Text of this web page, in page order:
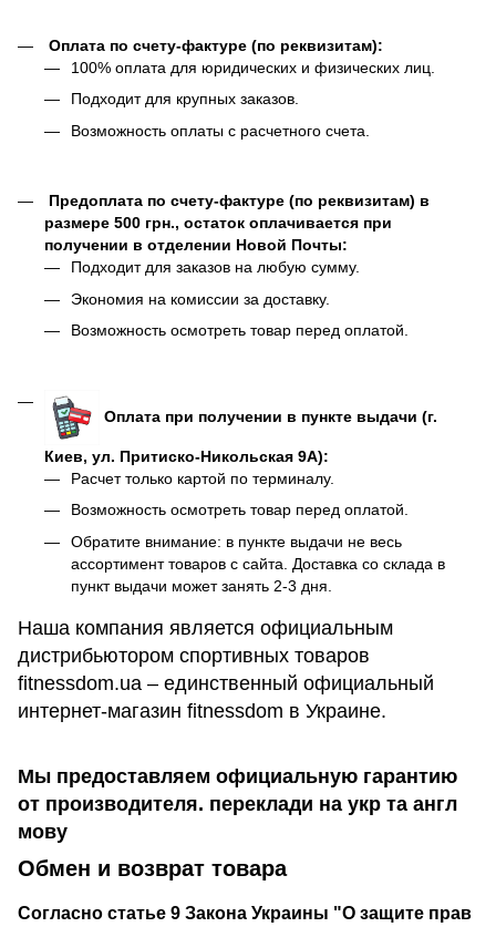
Оплата по счету-фактуре (по реквизитам):
100% оплата для юридических и физических лиц.
Подходит для крупных заказов.
Возможность оплаты с расчетного счета.
Предоплата по счету-фактуре (по реквизитам) в
размере 500 грн., остаток оплачивается при
получении в отделении Новой Почты:
Подходит для заказов на любую сумму.
Экономия на комиссии за доставку.
Возможность осмотреть товар перед оплатой.
Оплата при получении в пункте выдачи (г.
Киев, ул. Притиско-Никольская 9А):
Расчет только картой по терминалу.
Возможность осмотреть товар перед оплатой.
Обратите внимание: в пункте выдачи не весь
ассортимент товаров с сайта. Доставка со склада в
пункт выдачи может занять 2-3 дня.
Наша компания является официальным
дистрибьютором спортивных товаров
fitnessdom.ua – единственный официальный
интернет-магазин fitnessdom в Украине.
Мы предоставляем официальную гарантию
от производителя. переклади на укр та англ
мову
Обмен и возврат товара
Согласно статье 9 Закона Украины "О защите прав